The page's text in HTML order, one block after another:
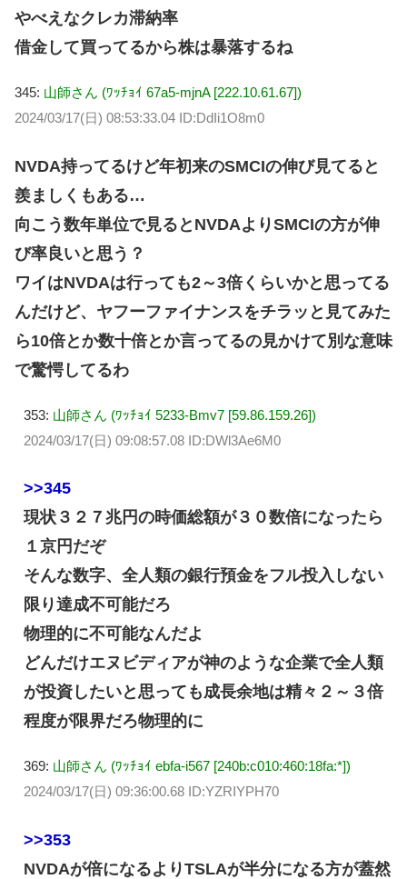
やべえなクレカ滞納率
借金して買ってるから株は暴落するね
345: 山師さん (ﾜｯﾁｮｲ 67a5-mjnA [222.10.61.67])
2024/03/17(日) 08:53:33.04 ID:DdIi1O8m0
NVDA持ってるけど年初来のSMCIの伸び見てると
羨ましくもある…
向こう数年単位で見るとNVDAよりSMCIの方が伸
び率良いと思う？
ワイはNVDAは行っても2～3倍くらいかと思ってる
んだけど、ヤフーファイナンスをチラッと見てみた
ら10倍とか数十倍とか言ってるの見かけて別な意味
で驚愕してるわ
353: 山師さん (ﾜｯﾁｮｲ 5233-Bmv7 [59.86.159.26])
2024/03/17(日) 09:08:57.08 ID:DWl3Ae6M0
>>345
現状３２７兆円の時価総額が３０数倍になったら
１京円だぞ
そんな数字、全人類の銀行預金をフル投入しない
限り達成不可能だろ
物理的に不可能なんだよ
どんだけエヌビディアが神のような企業で全人類
が投資したいと思っても成長余地は精々２～３倍
程度が限界だろ物理的に
369: 山師さん (ﾜｯﾁｮｲ ebfa-i567 [240b:c010:460:18fa:*])
2024/03/17(日) 09:36:00.68 ID:YZRIYPH70
>>353
NVDAが倍になるよりTSLAが半分になる方が蓋然